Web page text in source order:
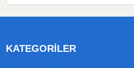
KATEGORILER